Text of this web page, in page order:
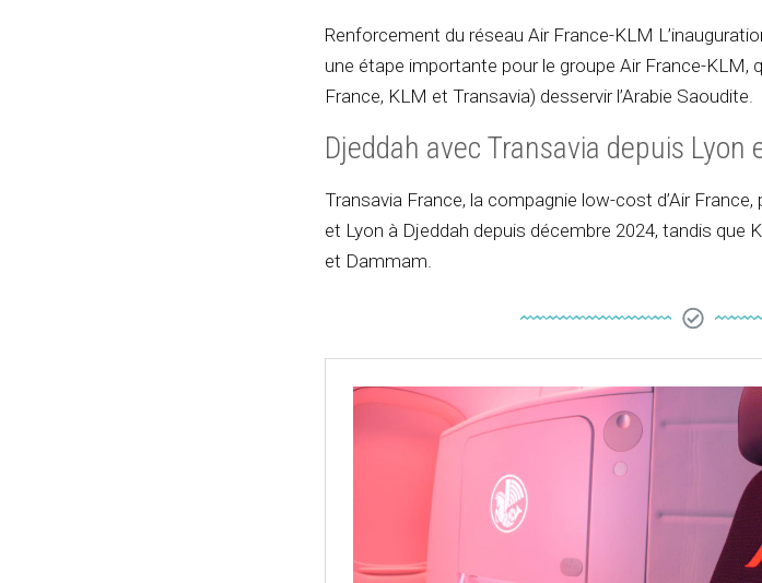
Renforcement du réseau Air France-KLM
une étape importante pour le groupe Air France-KLM,
France, KLM et Transavia) desservir l’Arabie Saoudite.
Djeddah avec Transavia depuis Lyon
Transavia France, la compagnie low-cost d’Air
et Lyon à Djeddah depuis décembre 2024, tandis que
et Dammam.